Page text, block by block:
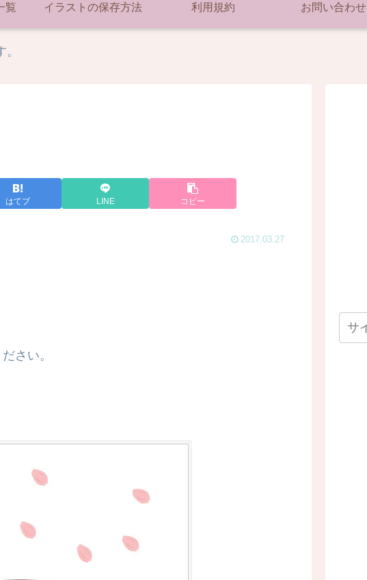
覧 イラストの保存方法 利用規約 お問い合わせ
はてブ LINE コピー
2017.03.27
さい。